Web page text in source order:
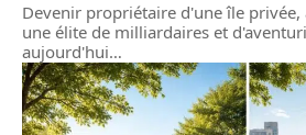
Devenir propriétaire d'une île privée,
une élite de milliardaires et
aujourd'hui…